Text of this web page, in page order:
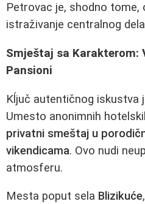
Petrovac je, shodno tome,
istraživanje centralnog
Smještaj sa Karakterom:
Pansioni
Kĺjuč autentičnog iskustva
Umesto anonimnih
privatni smeštaj u
vikendicama. Ovo nudi
atmosferu.
Mesta poput sela Blizikuće